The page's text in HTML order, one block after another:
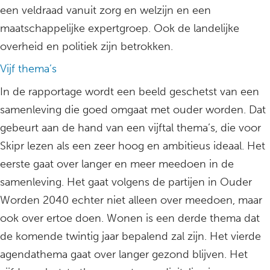
een veldraad vanuit zorg en welzijn en een
maatschappelijke expertgroep. Ook de landelijke
overheid en politiek zijn betrokken.
Vijf thema’s
In de rapportage wordt een beeld geschetst van een
samenleving die goed omgaat met ouder worden. Dat
gebeurt aan de hand van een vijftal thema’s, die voor
Skipr lezen als een zeer hoog en ambitieus ideaal. Het
eerste gaat over langer en meer meedoen in de
samenleving. Het gaat volgens de partijen in Ouder
Worden 2040 echter niet alleen over meedoen, maar
ook over ertoe doen. Wonen is een derde thema dat
de komende twintig jaar bepalend zal zijn. Het vierde
agendathema gaat over langer gezond blijven. Het